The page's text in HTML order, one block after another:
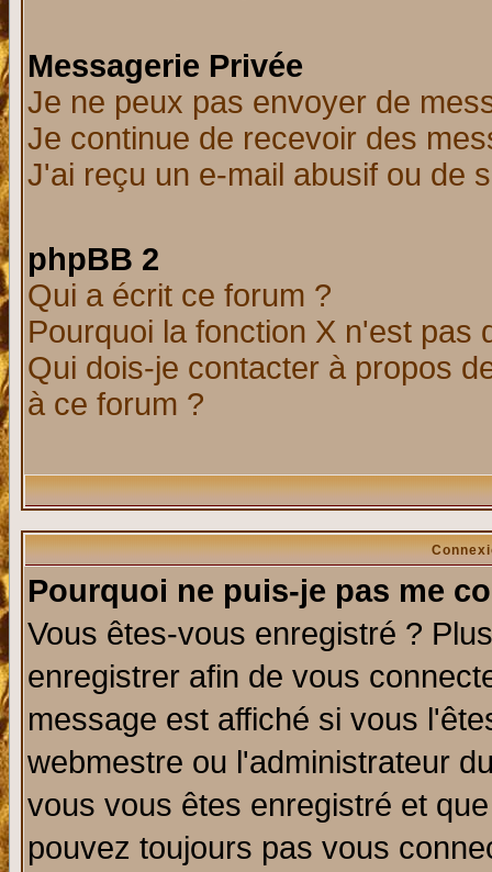
Messagerie Privée
Je ne peux pas envoyer de
Je continue de recevoir des
J'ai reçu un e-mail abusif ou de
phpBB 2
Qui a écrit ce forum ?
Pourquoi la fonction X n'est pas
Qui dois-je contacter à propos
à ce forum ?
Pourquoi ne puis-je pas me
Vous êtes-vous enregistré ?
enregistrer afin de vous
message est affiché si vous
webmestre ou l'administrateur
vous vous êtes enregistré et
pouvez toujours pas vous